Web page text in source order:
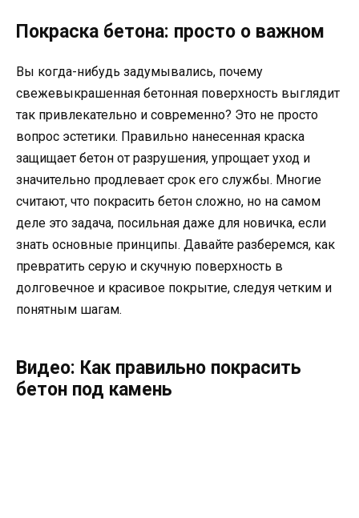
Покраска бетона: просто о важном
Вы когда-нибудь задумывались, почему
свежевыкрашенная бетонная поверхность выглядит
так привлекательно и современно? Это не просто
вопрос эстетики. Правильно нанесенная краска
защищает бетон от разрушения, упрощает уход и
значительно продлевает срок его службы. Многие
считают, что покрасить бетон сложно, но на самом
деле это задача, посильная даже для новичка, если
знать основные принципы. Давайте разберемся, как
превратить серую и скучную поверхность в
долговечное и красивое покрытие, следуя четким и
понятным шагам.
Видео: Как правильно покрасить
бетон под камень